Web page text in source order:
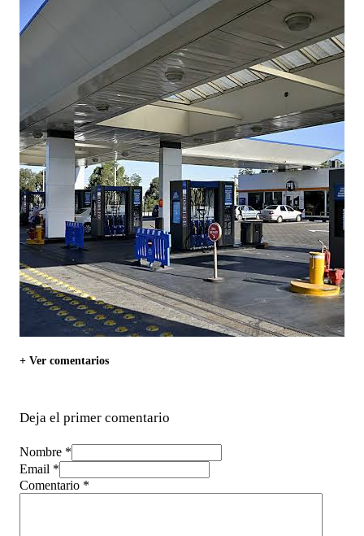
+ Ver comentarios
Deja el primer comentario
Nombre *
Email *
Comentario *